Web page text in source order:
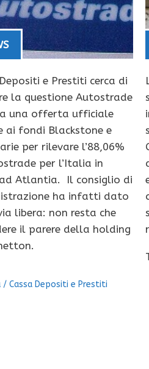
e Prestiti cerca di
la questione Autostrade
una offerta ufficiale
ai fondi Blackstone e
per rilevare l’88,06%
per l’Italia in
Atlantia. Il consiglio di
ha infatti dato
libera: non resta che
il parere della holding
/ Cassa Depositi e Prestiti